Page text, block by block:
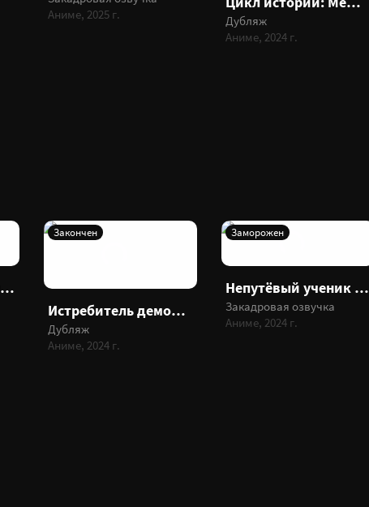
Аниме, 2025 г.
Дубляж
Аниме, 2024 г.
Этот замечательный мир! 3
Закончен
Истребитель демонов: Тренировка столпов
Дубляж
Аниме, 2024 г.
Заморожен
Непутёвый ученик в школе магии 3
Закадровая озвучка
Аниме, 2024 г.